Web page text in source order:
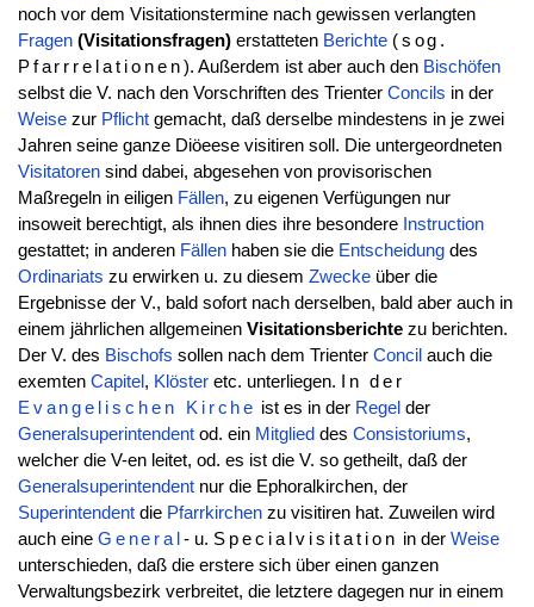
noch vor dem Visitationstermine nach gewissen verlangten
Fragen (Visitationsfragen)erstatteten Berichte (sog.
Pfarrrelationen). Außerdem ist aber auch den Bischöfen
selbst die V. nach den Vorschriften des Trienter Concils in der
Weisezur Pflichtgemacht, daß derselbe mindestens in je zwei
Jahren seine ganze Diöeese visitiren soll. Die untergeordneten
Visitatorensind dabei, abgesehen von provisorischen
Maßregeln in eiligen Fällen, zu eigenen Verfügungen nur
insoweit berechtigt, als ihnen dies ihre besondere Instruction
gestattet; in anderen Fällenhaben sie die Entscheidungdes
Ordinariats zu erwirken u. zu diesem Zweckeüber die
Ergebnisse der V., bald sofort nach derselben, bald aber auch in
einem jährlichen allgemeinen Visitationsberichtezu berichten.
Der V. des Bischofs sollen nach dem Trienter Concil auch die
exemten Capitel , Klösteretc. unterliegen.
In der
Evangelischen
Kirche ist es in der Regel der
Generalsuperintendentod. ein Mitglied des Consistoriums,
welcher die V-en leitet, od. es ist die V. so getheilt, daß der
Generalsuperintendentnur die Ephoralkirchen, der
Superintendentdie Pfarrkirchenzu visitiren hat. Zuweilen wird
auch eine General- u. Specialvisitation in derWeise
unterschieden, daß die erstere sich über einen ganzen
Verwaltungsbezirk verbreitet, die letztere dagegen nur in einem